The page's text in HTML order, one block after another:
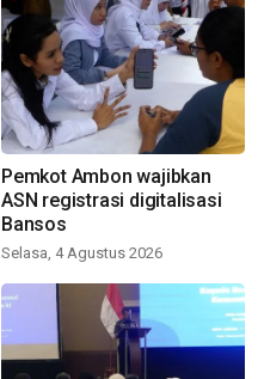
Pemkot Ambon wajibkan
ASN registrasi digitalisasi
Bansos
Selasa, 4 Agustus 2026